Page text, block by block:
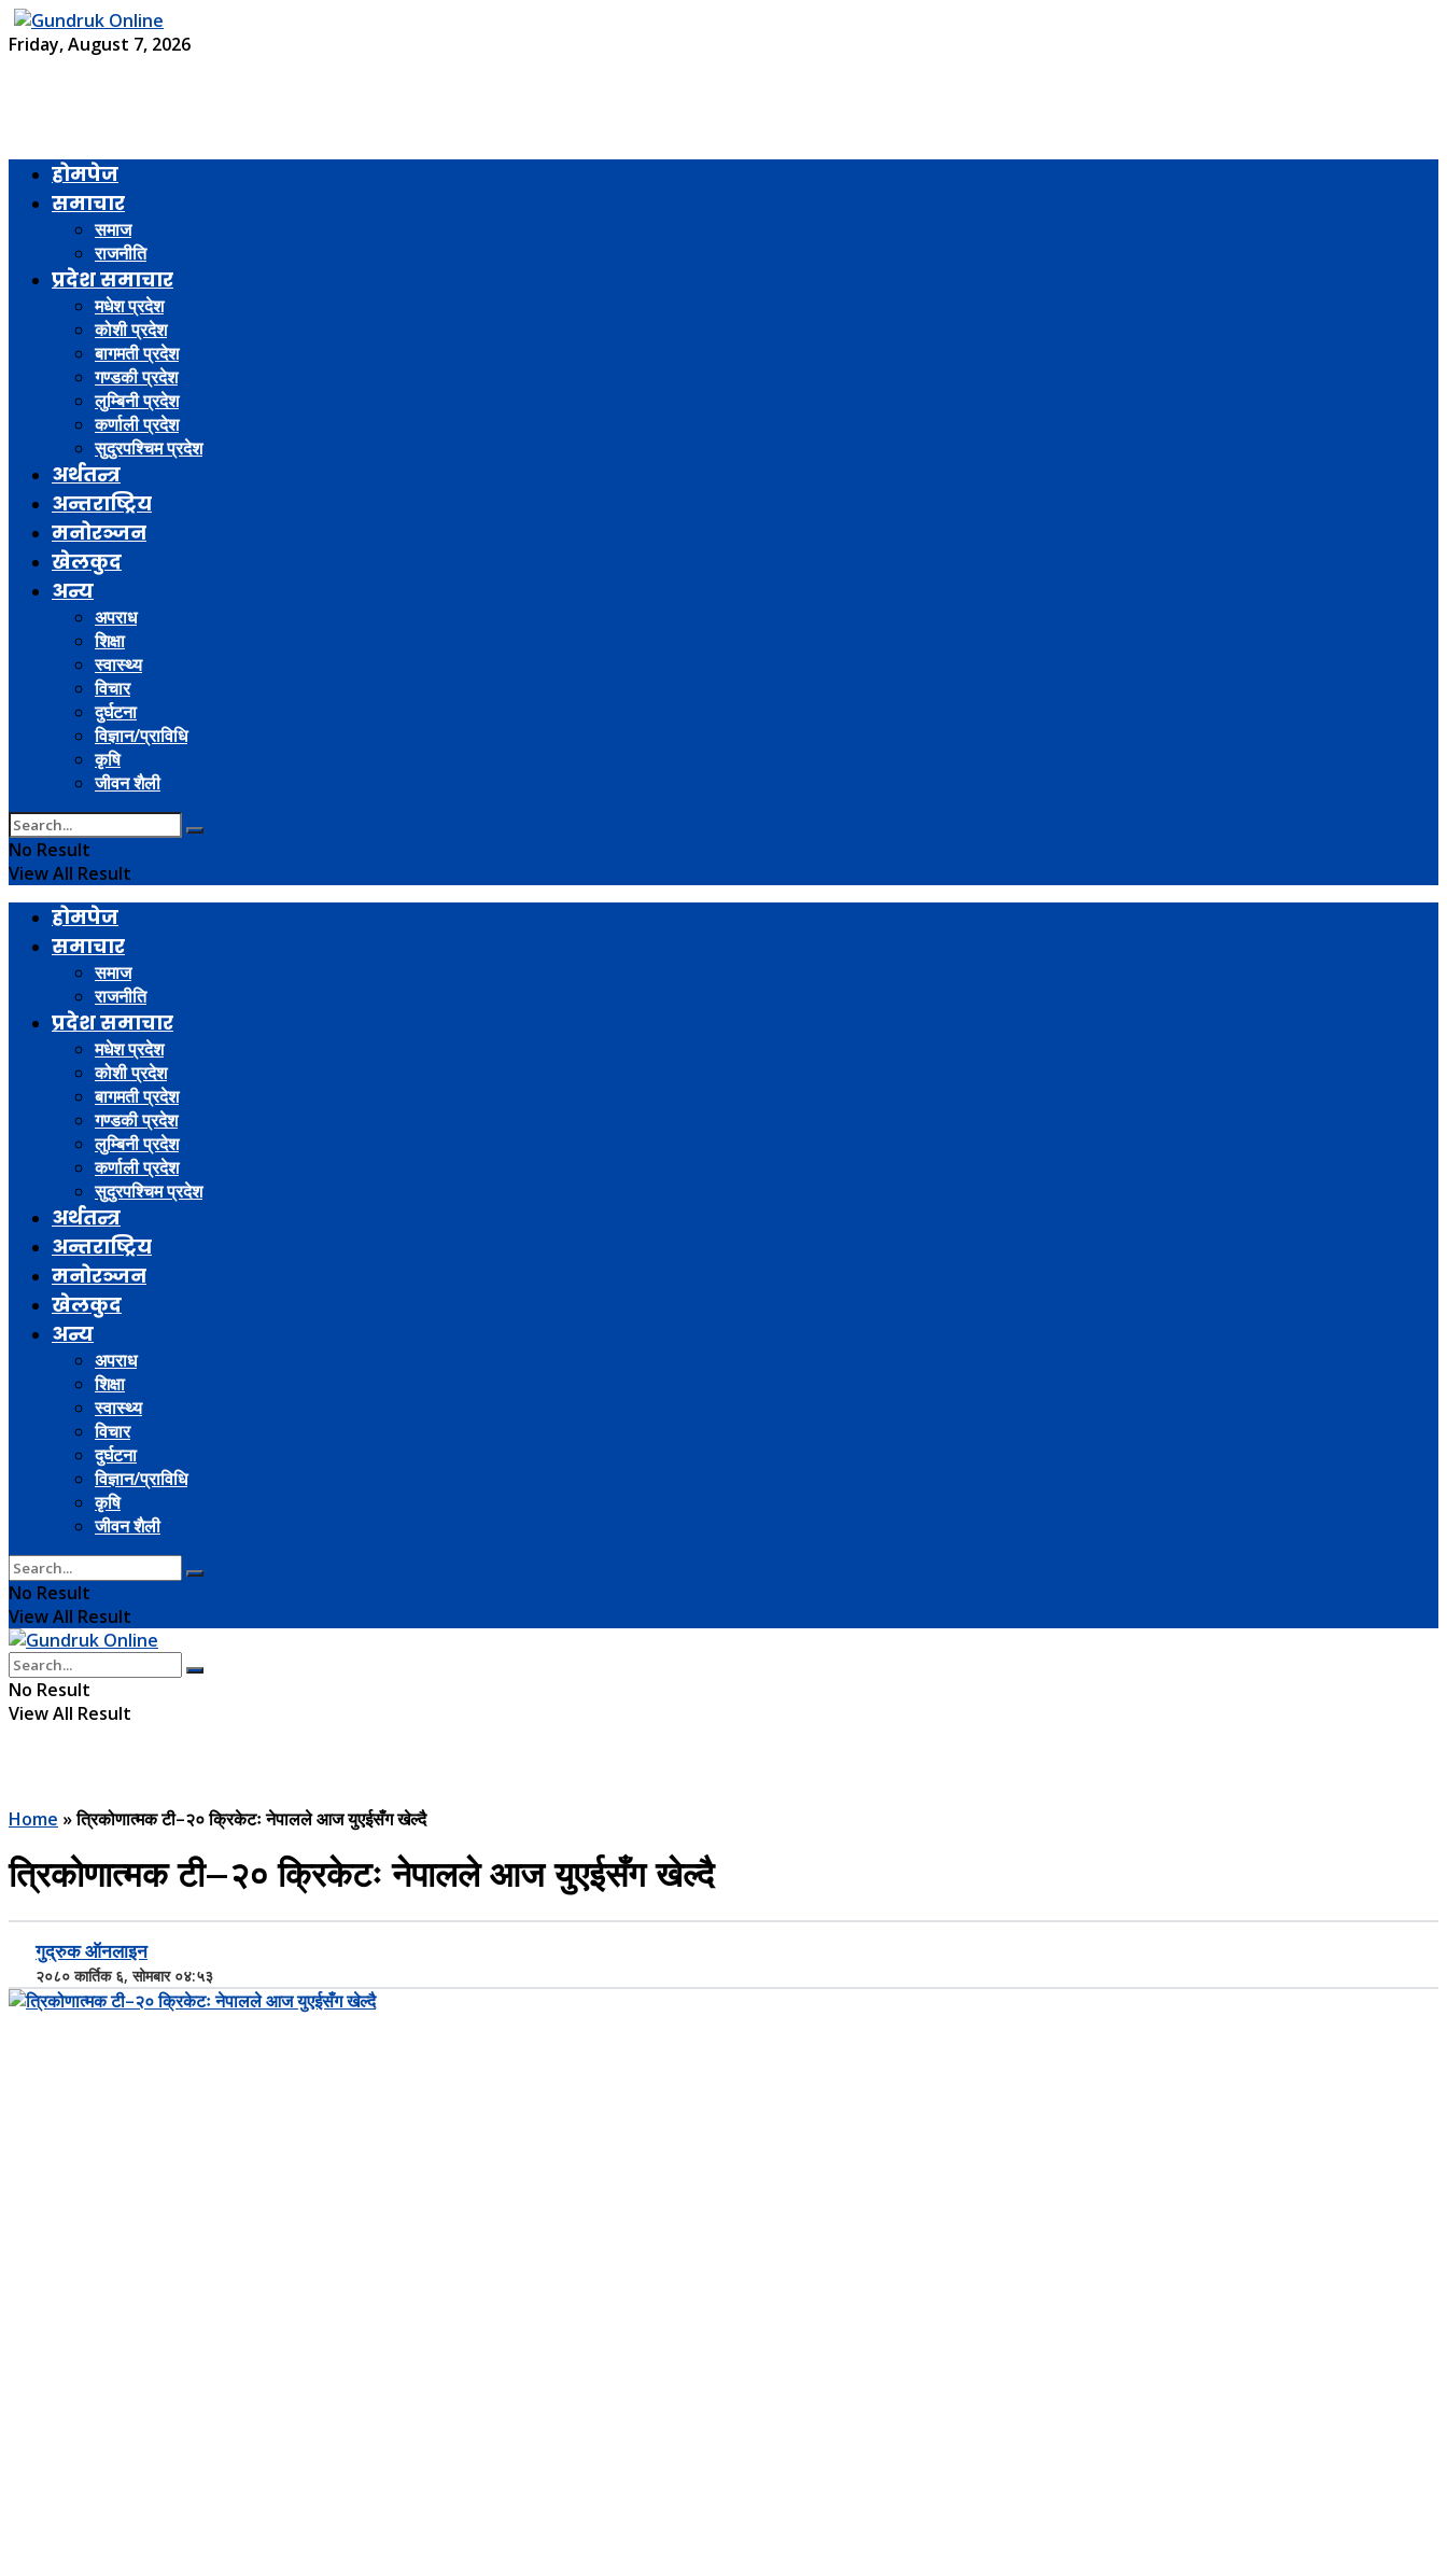
Friday, August 7, 2026
होमपेज
समाचार
समाज
राजनीति
प्रदेश समाचार
मधेश प्रदेश
कोशी प्रदेश
बागमती प्रदेश
गण्डकी प्रदेश
लुम्बिनी प्रदेश
कर्णाली प्रदेश
सुदुरपश्चिम प्रदेश
अर्थतन्त्र
अन्तराष्ट्रिय
मनोरञ्जन
खेलकुद
अन्य
अपराध
शिक्षा
स्वास्थ्य
विचार
दुर्घटना
विज्ञान/प्राविधि
कृषि
जीवन शैली
No Result
View All Result
होमपेज
समाचार
समाज
राजनीति
प्रदेश समाचार
मधेश प्रदेश
कोशी प्रदेश
बागमती प्रदेश
गण्डकी प्रदेश
लुम्बिनी प्रदेश
कर्णाली प्रदेश
सुदुरपश्चिम प्रदेश
अर्थतन्त्र
अन्तराष्ट्रिय
मनोरञ्जन
खेलकुद
अन्य
अपराध
शिक्षा
स्वास्थ्य
विचार
दुर्घटना
विज्ञान/प्राविधि
कृषि
जीवन शैली
No Result
View All Result
No Result
View All Result
Home »त्रिकोणात्मक टी–२० क्रिकेटः नेपालले आज युएईसँग खेल्दै
त्रिकोणात्मक टी–२० क्रिकेटः नेपालले आज युएईसँग खेल्दै
गुद्रुक ऑनलाइन
२०८० कार्तिक ६, सोमबार ०४:५३